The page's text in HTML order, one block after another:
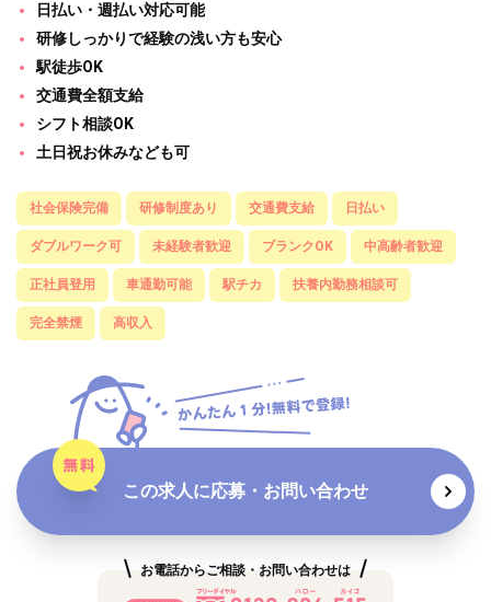
日払い・週払い対応可能
研修しっかりで経験の浅い方も安心
駅徒歩OK
交通費全額支給
シフト相談OK
土日祝お休みなども可
社会保険完備 研修制度あり 交通費支給 日払い
ダブルワーク可 未経験者歓迎 ブランクOK 中高齢者歓迎
正社員登用 車通勤可能 駅チカ 扶養内勤務相談可
完全禁煙 高収入
この求人に応募・お問い合わせ
お電話からご相談・お問い合わせは